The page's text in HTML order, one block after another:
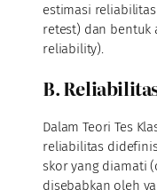
estimasi
retest) dan
reliability).
B.
Dalam Teori Tes
reliabilitas
skor yang diamati
disebabkan oleh